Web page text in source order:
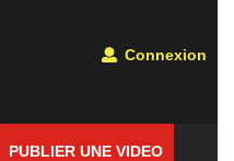
Connexion
PUBLIER UNE VIDEO